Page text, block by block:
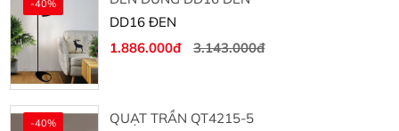
-40%
DD16 ĐEN
1.886.000đ
3.143.000đ
-40%
QUẠT TRẦN QT4215-5